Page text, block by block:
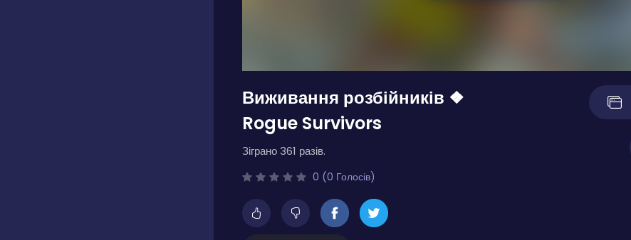
Виживання розбійників ❖
Rogue Survivors
Зіграно 361 разів.
0 (0 Голосів)